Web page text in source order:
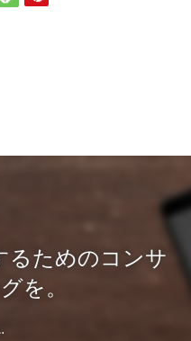
るためのコンサ
を。